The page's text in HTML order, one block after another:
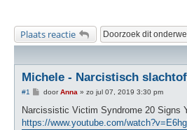
Plaats reactie
Michele - Narcistisch
#1
B
r
c
doorAnna » zo jul 07, 2019 3:30 pm
Narcissistic Victim Syndrome 20 Signs
https://www.youtube.com/